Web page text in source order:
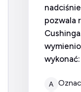
pozwala
wykonać:
A